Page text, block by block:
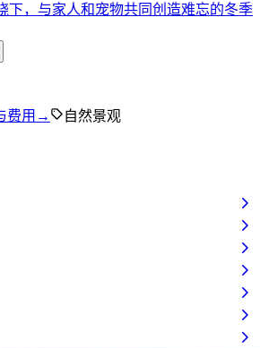
下，与家人和宠物共同创造难忘的冬季
费用 → 自然景观